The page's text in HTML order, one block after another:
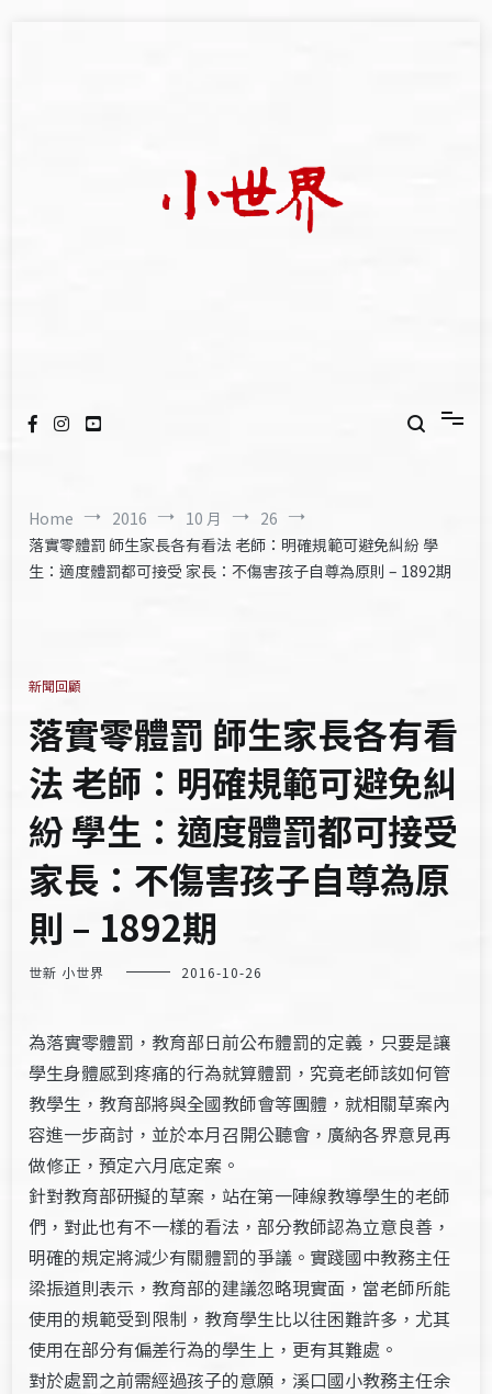
Home 2016 10 月
26
落實零體罰 師生家長各有看法 老師：明確規範可避免糾紛 學
生：適度體罰都可接受 家長：不傷害孩子自尊為原則 – 1892期
新聞回顧
落實零體罰 師生家長各有看
法 老師：明確規範可避免糾
紛 學生：適度體罰都可接受
家長：不傷害孩子自尊為原
則 – 1892期
世新 小世界 2016-10-26
為落實零體罰，教育部日前公布體罰的定義，只要是讓
學生身體感到疼痛的行為就算體罰，究竟老師該如何管
教學生，教育部將與全國教師會等團體，就相關草案內
容進一步商討，並於本月召開公聽會，廣納各界意見再
做修正，預定六月底定案。
針對教育部研擬的草案，站在第一陣線教導學生的老師
們，對此也有不一樣的看法，部分教師認為立意良善，
明確的規定將減少有關體罰的爭議。實踐國中教務主任
梁振道則表示，教育部的建議忽略現實面，當老師所能
使用的規範受到限制，教育學生比以往困難許多，尤其
使用在部分有偏差行為的學生上，更有其難處。
對於處罰之前需經過孩子的意願，溪口國小教務主任余